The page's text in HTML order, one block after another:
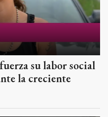
su labor social
la creciente